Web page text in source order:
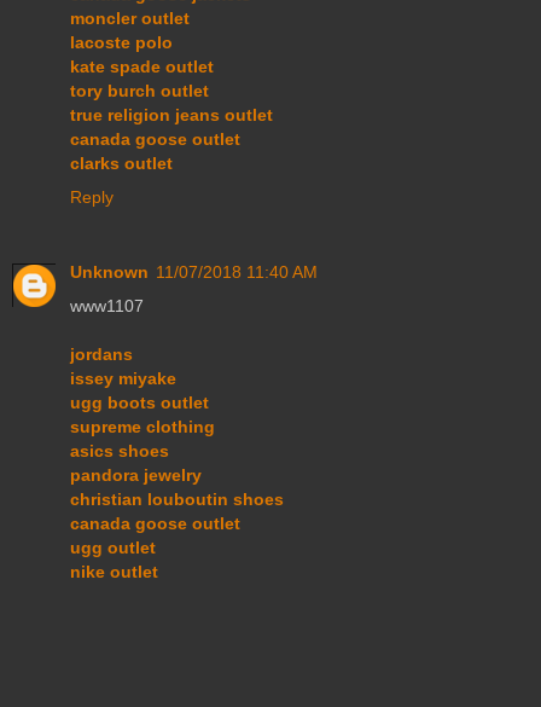
moncler outlet
lacoste polo
kate spade outlet
tory burch outlet
true religion jeans outlet
canada goose outlet
clarks outlet
Reply
Unknown 11/07/2018 11:40 AM
www1107
jordans
issey miyake
ugg boots outlet
supreme clothing
asics shoes
pandora jewelry
christian louboutin shoes
canada goose outlet
ugg outlet
nike outlet